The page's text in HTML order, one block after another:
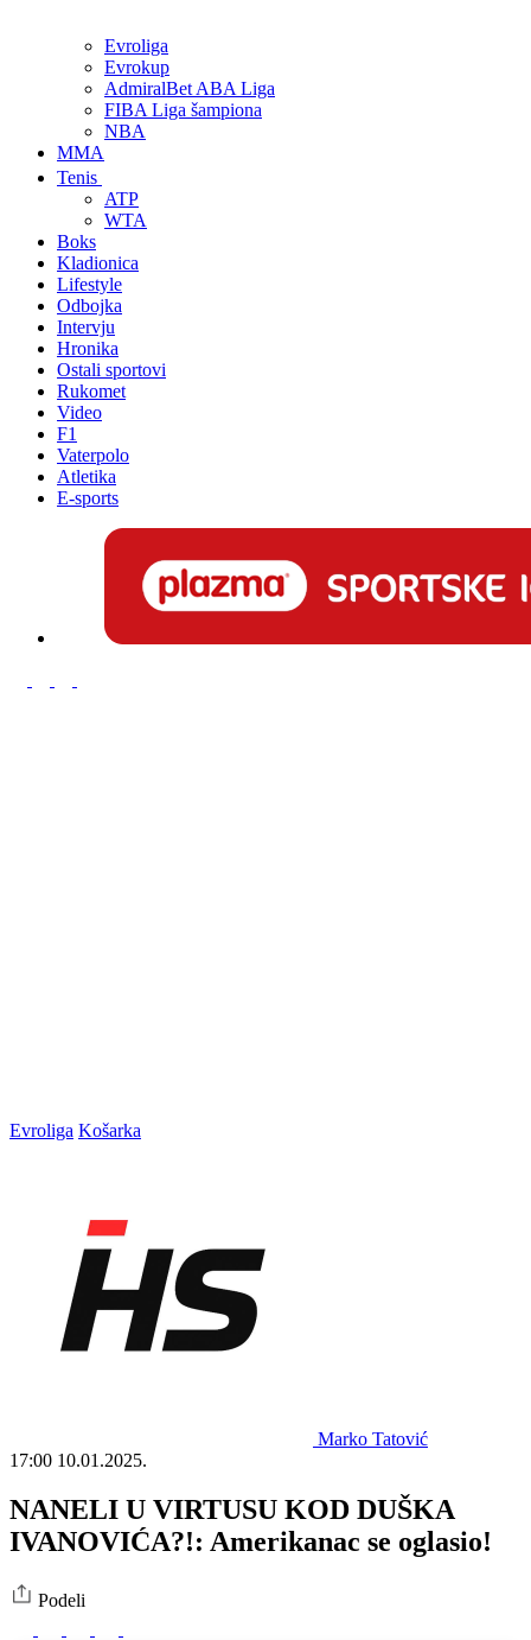
Evroliga
Evrokup
AdmiralBet ABA Liga
FIBA Liga šampiona
NBA
MMA
Tenis
ATP
WTA
Boks
Kladionica
Lifestyle
Odbojka
Intervju
Hronika
Ostali sportovi
Rukomet
Video
F1
Vaterpolo
Atletika
E-sports
Evroliga Košarka
Marko Tatović
17:00 10.01.2025.
NANELI U VIRTUSU KOD DUŠKA
IVANOVIĆA?!: Amerikanac se oglasio!
Podeli